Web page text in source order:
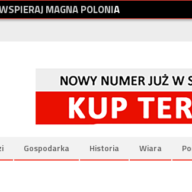
SPIERAJMAGNAPOLONIA
Gospodarka Historia Wiara